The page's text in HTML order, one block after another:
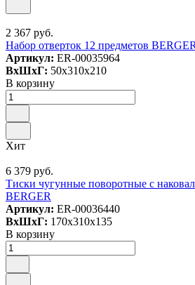
2 367 руб.
Набор отверток 12 предметов BERGER
Артикул: ER-00035964
ВxШxГ: 50x310x210
В корзину
Хит
6 379 руб.
Тиски чугунные поворотные с
BERGER
Артикул: ER-00036440
ВxШxГ: 170x310x135
В корзину